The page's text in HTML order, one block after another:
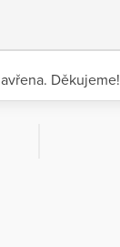
Děkujeme!